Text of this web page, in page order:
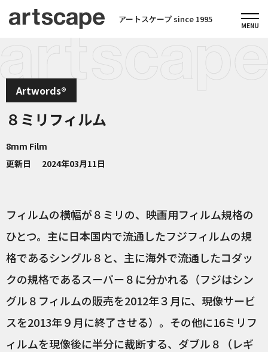
アートスケープ since 1995
Artwords®
８ミリフィルム
8mm Film
更新日
2024年03月11日
フィルムの横幅が８ミリの、映画用フィルム規格の
ひとつ。主に日本国内で流通したフジフィルムの規
格であるシングル８と、主に海外で流通したコダッ
クの規格であるスーパー８に分かれる（フジはシン
グル８フィルムの販売を2012年３月に、現像サービ
スを2013年９月に終了させる）。その他に16ミリフ
ィルムを現像後に半分に裁断する、ダブル８（レギ